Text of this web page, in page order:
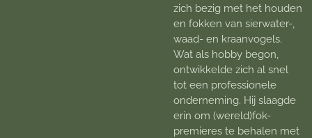
zich bezig met het houden
en fokken van sierwater-,
waad- en kraanvogels.
Wat als hobby begon,
ontwikkelde zich al snel
tot een professionele
onderneming. Hij slaagde
erin om (wereld)fok-
premieres te behalen met